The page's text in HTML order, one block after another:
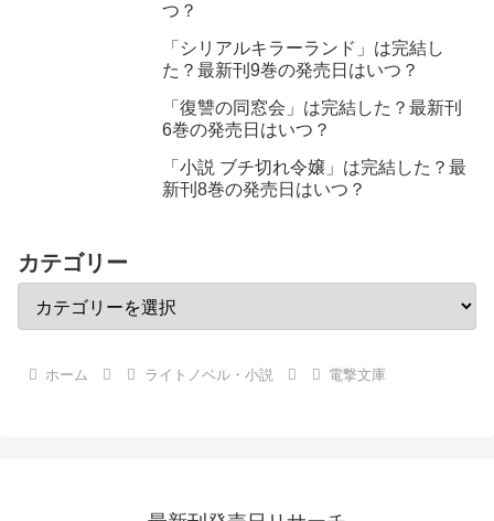
つ？
「シリアルキラーランド」は完結し
た？最新刊9巻の発売日はいつ？
「復讐の同窓会」は完結した？最新刊
6巻の発売日はいつ？
「小説 ブチ切れ令嬢」は完結した？最
新刊8巻の発売日はいつ？
カテゴリー
ホーム ライトノベル・小説 電撃文庫